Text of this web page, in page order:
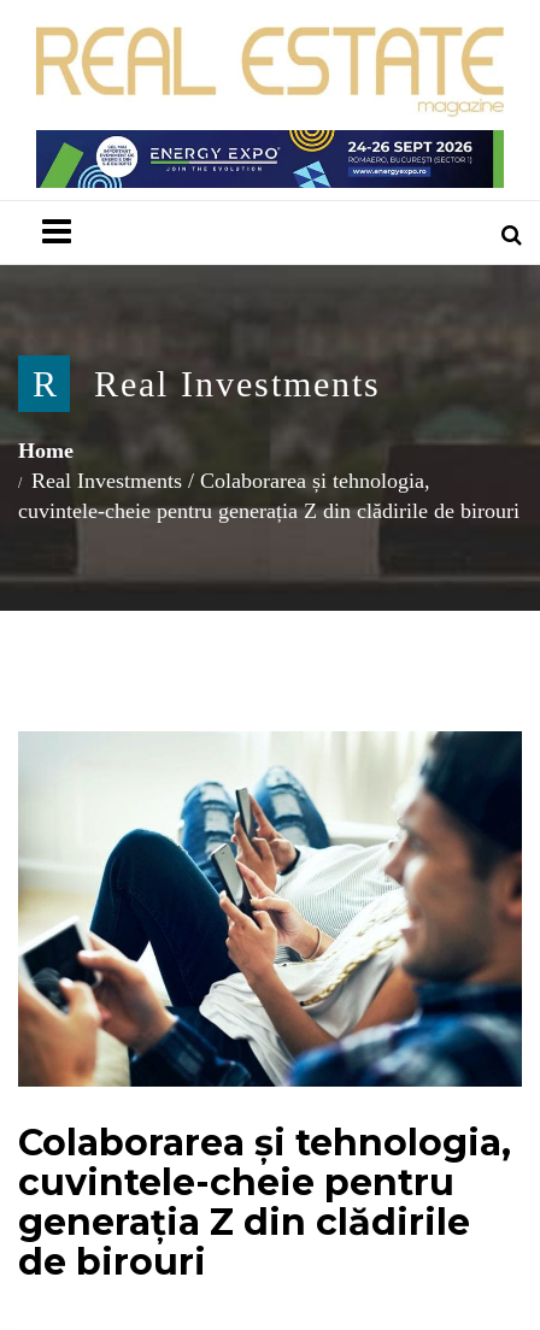
R Real Investments
Home
Real Investments / Colaborarea și tehnologia,
cuvintele-cheie pentru generația Z din clădirile de birouri
Colaborarea și tehnologia,
cuvintele-cheie pentru
generația Z din clădirile
de birouri